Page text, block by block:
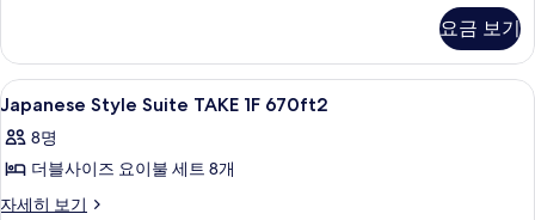
기
실,
정
원
사
진
모
튜
디
오,
용
욕
정
요금 보기
Japanese
Style
Suite
TAKE
1F
1
Japanese Style Suite TAKE 1F 670ft2
8명
더블사이즈 요이불 세트 8개
자세히 보기
Japanese